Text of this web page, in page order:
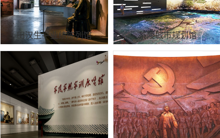
田汉生平业绩陈列馆 茶陵城市规划馆